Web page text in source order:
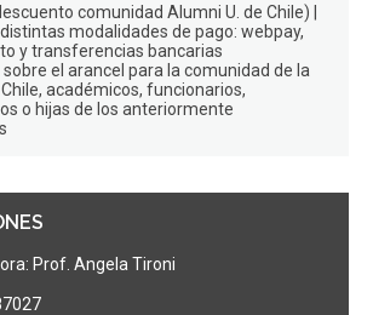
Prof. Angela Tironi
comunidad Alumni U. de Chile) |
modalidades de pago: webpay,
y transferencias bancarias
sobre el arancel para la comunidad de la
académicos, funcionarios,
o hijas de los anteriormente